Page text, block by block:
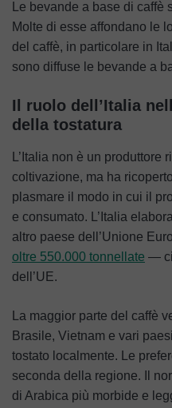
Le bevande a base di
Molte di esse affondano le
del caffè, in particolare in
sono diffuse le bevande a
Il ruolo dell’Italia
della tostatura
L’Italia non è un
coltivazione, ma ha
plasmare il modo in cui il
e consumato. L’Italia
altro paese dell’Unione
oltre 550.000 tonnellate —
dell’UE.
La maggior parte del caffè
Brasile, Vietnam e vari
tostato localmente. Le
seconda della regione. Il
di Arabica più morbide e